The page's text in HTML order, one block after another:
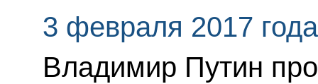
3 февраля 2017 года
Владимир Путин